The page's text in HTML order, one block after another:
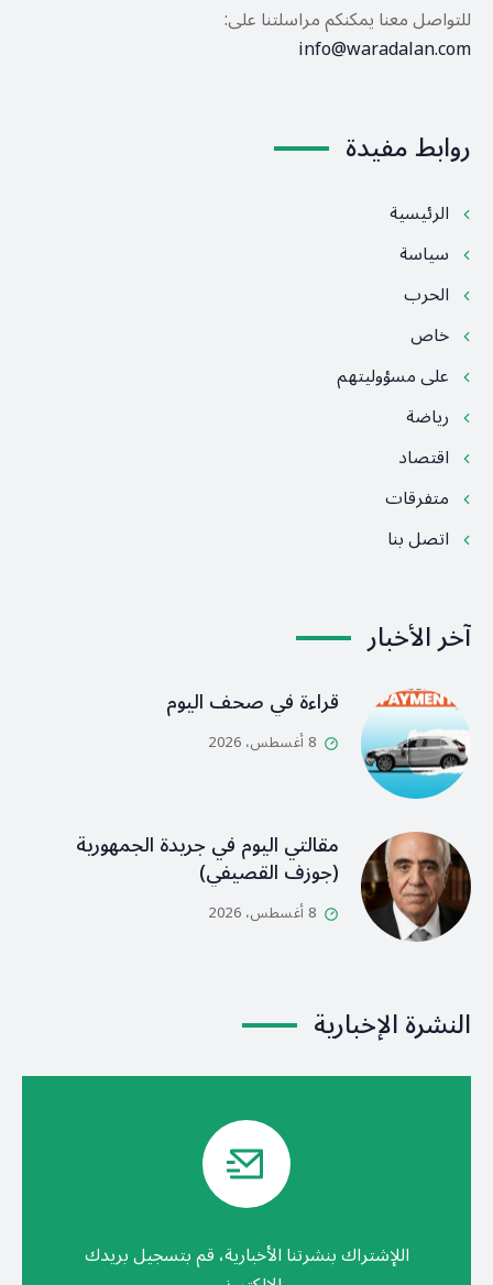
للتواصل معنا يمكنكم مراسلتنا على:
info@waradalan.com
روابط مفيدة
الرئيسية
سياسة
الحرب
خاص
على مسؤوليتهم
رياضة
اقتصاد
متفرقات
اتصل بنا
آخر الأخبار
قراءة في صحف اليوم
8 أغسطس، 2026
مقالتي اليوم في جريدة الجمهورية
(جوزف القصيفي)
8 أغسطس، 2026
النشرة الإخبارية
اللإشتراك بنشرتنا الأخبارية، قم بتسجيل بريدك